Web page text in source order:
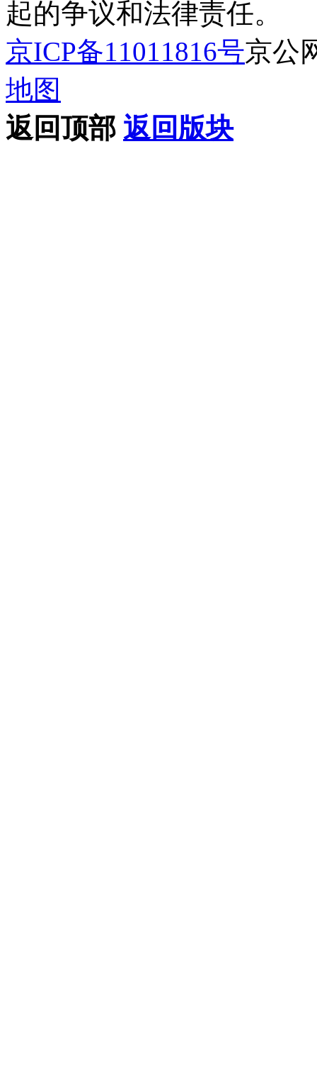
起的争议和法律责任。
京ICP备11011816号京公
地图
返回顶部 返回版块